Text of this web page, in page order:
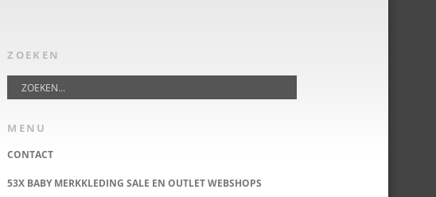
ZOEKEN
MENU
CONTACT
53X BABY MERKKLEDING SALE EN OUTLET WEBSHOPS